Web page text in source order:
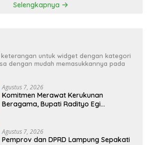
Selengkapnya
untuk widget dengan kategori
dengan mudah memasukkannya pada
Agustus 7, 2026
Komitmen Merawat Kerukunan
Beragama, Bupati Radityo Egi
Agustus 7, 2026
Pemprov dan DPRD Lampung Sepakati